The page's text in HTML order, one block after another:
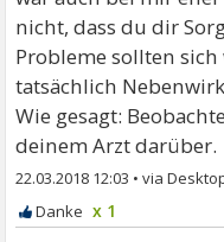
nicht, dass du dir
Probleme sollten
tatsächlich
Wie gesagt:
deinem Arzt darüber.
22.03.2018 12:03 •
x 1